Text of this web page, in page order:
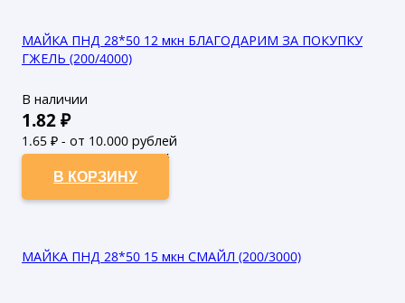
МАЙКА ПНД 28*50 12 мкн БЛАГОДАРИМ ЗА ПОКУПКУ
ГЖЕЛЬ (200/4000)
В наличии
1.82₽
1.65 ₽ - от 10.000 рублей
1.5₽ - от 50.000 рублей
В КОРЗИНУ
МАЙКА ПНД 28*50 15 мкн СМАЙЛ (200/3000)